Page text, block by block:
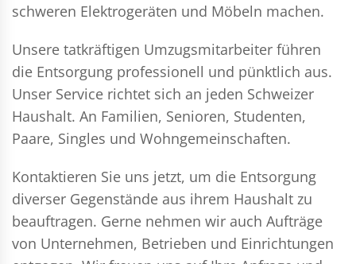
schweren Elektrogeräten und Möbeln machen.
Unsere tatkräftigen Umzugsmitarbeiter führen
die Entsorgung professionell und pünktlich aus.
Unser Service richtet sich an jeden Schweizer
Haushalt. An Familien, Senioren, Studenten,
Paare, Singles und Wohngemeinschaften.
Kontaktieren Sie uns jetzt, um die Entsorgung
diverser Gegenstände aus ihrem Haushalt zu
beauftragen. Gerne nehmen wir auch Aufträge
von Unternehmen, Betrieben und Einrichtungen